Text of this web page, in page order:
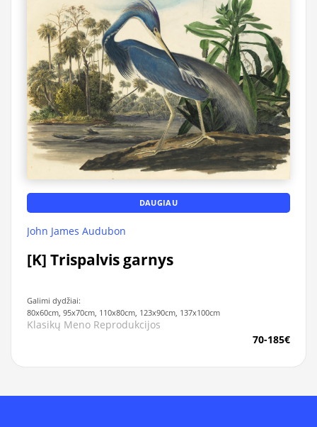
DAUGIAU
John James Audubon
[K] Trispalvis garnys
Galimi dydžiai:
80x60cm, 95x70cm, 110x80cm, 123x90cm, 137x100cm
Klasikų Meno Reprodukcijos
70-185€